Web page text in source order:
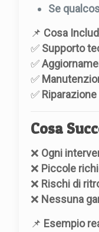
Se
📌 Cosa
✅ Supporto
✅
✅
✅
Cosa
❌ Ogni
❌ Piccole
❌ Rischi di
❌ Nessuna
📌 Esempio